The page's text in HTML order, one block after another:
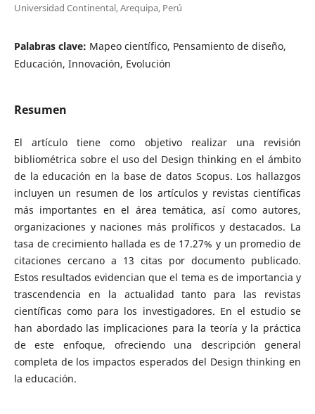
Universidad Continental, Arequipa, Perú
Palabras clave: Mapeo científico, Pensamiento de diseño,
Educación, Innovación, Evolución
Resumen
El artículo tiene como objetivo realizar una revisión
bibliométrica sobre el uso del Design thinking en el ámbito
de la educación en la base de datos Scopus. Los hallazgos
incluyen un resumen de los artículos y revistas científicas
más importantes en el área temática, así como autores,
organizaciones y naciones más prolíficos y destacados. La
tasa de crecimiento hallada es de 17.27% y un promedio de
citaciones cercano a 13 citas por documento publicado.
Estos resultados evidencian que el tema es de importancia y
trascendencia en la actualidad tanto para las revistas
científicas como para los investigadores. En el estudio se
han abordado las implicaciones para la teoría y la práctica
de este enfoque, ofreciendo una descripción general
completa de los impactos esperados del Design thinking en
la educación.